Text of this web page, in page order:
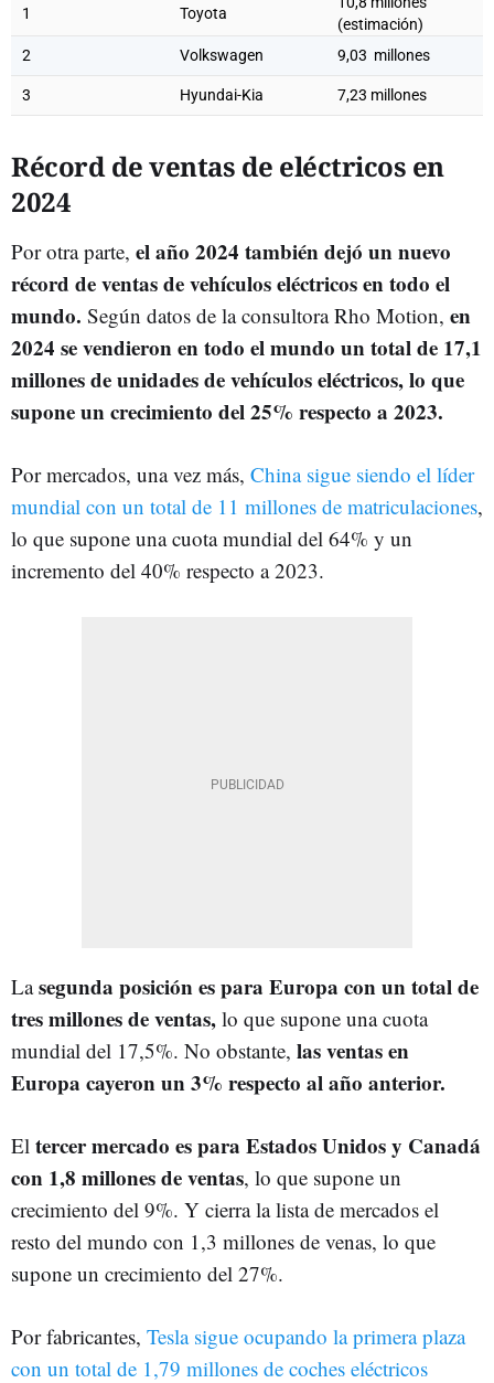
1 Toyota
(estimación)
2
Volkswagen 9,03 millones
3 Hyundai-Kia 7,23 millones
Récord de ventas de eléctricos en
2024
Por otra parte, el año 2024 también dejó un nuevo
récord de ventas de vehículos eléctricos en todo el
mundo. Según datos de la consultora Rho Motion, en
2024 se vendieron en todo el mundo un total de 17,1
millones de unidades de vehículos eléctricos, lo que
supone un crecimiento del 25% respecto a 2023.
Por mercados, una vez más, China sigue siendo el líder
mundial con un total de 11 millones de matriculaciones,
lo que supone una cuota mundial del 64% y un
incremento del 40% respecto a 2023.
Lasegunda posición es para Europa con un total de
tres millones de ventas, lo que supone una cuota
mundial del 17,5%. No obstante, las ventas en
Europa cayeron un 3% respecto al año anterior.
El tercer mercado es para Estados Unidos y Canadá
con 1,8 millones de ventas, lo que supone un
crecimiento del 9%. Y cierra la lista de mercados el
resto del mundo con 1,3 millones de venas, lo que
supone un crecimiento del 27%.
Por fabricantes, Tesla sigue ocupando la primera plaza
con un total de 1,79 millones de coches eléctricos